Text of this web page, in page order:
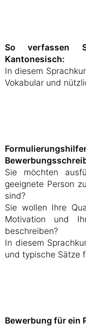
So verfassen
Kantonesisch:
In diesem
Vokabular und
Sie möchten
geeignete Person
sind?
Sie wollen Ihre
Motivation und
beschreiben?
In diesem
und typische Sätze
Bewerbung für ein